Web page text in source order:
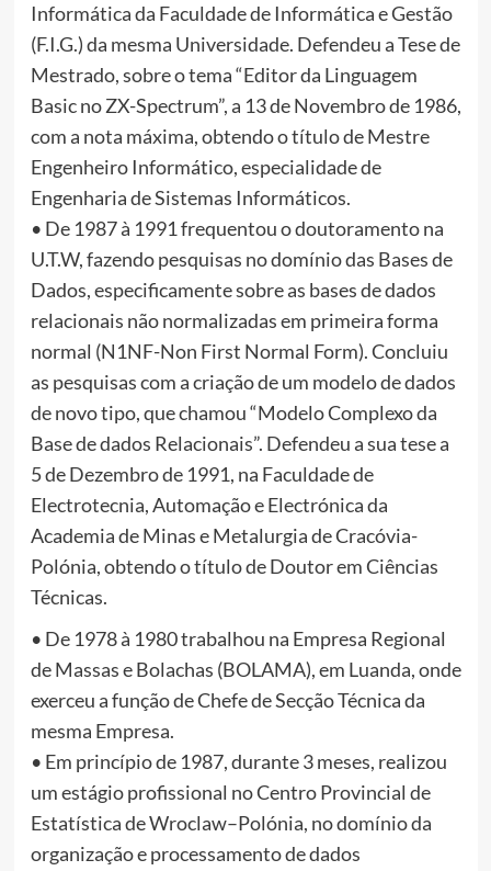
Informática da Faculdade de Informática e Gestão
(F.I.G.) da mesma Universidade. Defendeu a Tese de
Mestrado, sobre o tema “Editor da Linguagem
Basic no ZX-Spectrum”, a 13 de Novembro de 1986,
com a nota máxima, obtendo o título de Mestre
Engenheiro Informático, especialidade de
Engenharia de Sistemas Informáticos.
• De 1987 à 1991 frequentou o doutoramento na
U.T.W, fazendo pesquisas no domínio das Bases de
Dados, especificamente sobre as bases de dados
relacionais não normalizadas em primeira forma
normal (N1NF-Non First Normal Form). Concluiu
as pesquisas com a criação de um modelo de dados
de novo tipo, que chamou “Modelo Complexo da
Base de dados Relacionais”. Defendeu a sua tese a
5 de Dezembro de 1991, na Faculdade de
Electrotecnia, Automação e Electrónica da
Academia de Minas e Metalurgia de Cracóvia-
Polónia, obtendo o título de Doutor em Ciências
Técnicas.
• De 1978 à 1980 trabalhou na Empresa Regional
de Massas e Bolachas (BOLAMA), em Luanda, onde
exerceu a função de Chefe de Secção Técnica da
mesma Empresa.
• Em princípio de 1987, durante 3 meses, realizou
um estágio profissional no Centro Provincial de
Estatística de Wroclaw–Polónia, no domínio da
organização e processamento de dados